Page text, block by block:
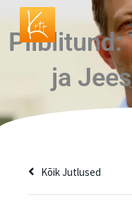
content
Piiblitund:
ja
Kõik Jutlused